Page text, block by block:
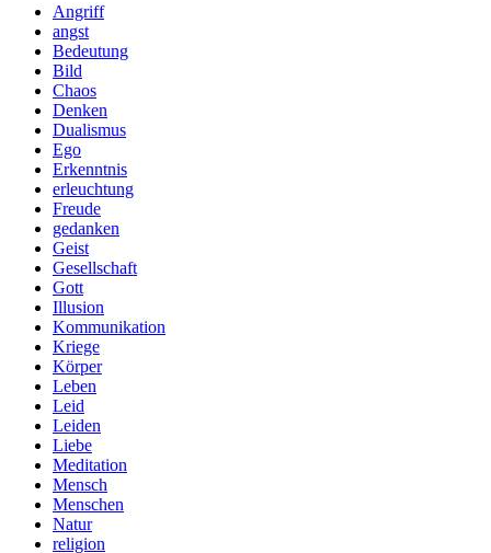
Angriff
angst
Bedeutung
Bild
Chaos
Denken
Dualismus
Ego
Erkenntnis
erleuchtung
Freude
gedanken
Geist
Gesellschaft
Gott
Illusion
Kommunikation
Kriege
Körper
Leben
Leid
Leiden
Liebe
Meditation
Mensch
Menschen
Natur
religion